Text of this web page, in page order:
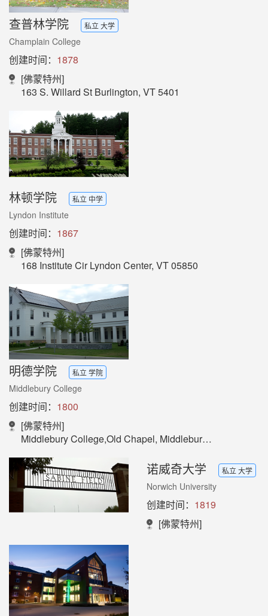
查普林学院 私立 大学
Champlain College
创建时间： 1878
[佛蒙特州]
163 S. Willard St Burlington, VT 5401
林顿学院 私立 中学
Lyndon Institute
创建时间： 1867
[佛蒙特州]
168 Institute Cir Lyndon Center, VT 05850
明德学院 私立 学院
Middlebury College
创建时间： 1800
[佛蒙特州]
Middlebury College,Old Chapel, Middlebury, VT 05753
诺威奇大学 私立 大学
Norwich University
创建时间： 1819
[佛蒙特州]